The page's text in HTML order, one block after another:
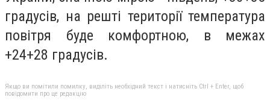
градусів, на решті території температура
повітря буде комфортною, в межах
+24+28 градусів.
Якщо ви помітили помилку, виділіть необхідний текст і натисніть Ctrl + Enter, щоб
повідомити про це редакцію